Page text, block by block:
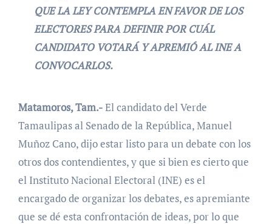
QUE LA LEY CONTEMPLA EN FAVOR DE LOS
ELECTORES PARA DEFINIR POR CUÁL
CANDIDATO VOTARÁ Y APREMIÓ AL INE A
CONVOCARLOS.
Matamoros, Tam.-El candidato del Verde
Tamaulipas al Senado de la República, Manuel
Muñoz Cano, dijo estar listo para un debate con los
otros dos contendientes, y que si bien es cierto que
el Instituto Nacional Electoral (INE) es el
encargado de organizar los debates, es apremiante
que se dé esta confrontación de ideas, por lo que